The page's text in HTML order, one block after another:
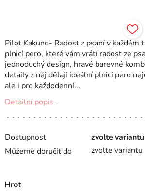
Dostupnost
zvolte variantu
Můžeme doručit do
zvolte variantu
Hrot
Pilot Kakuno- Radost z psaní v každém
plnicí pero, které vám vrátí radost ze
jednoduchý design, hravé barevné
detaily z něj dělají ideální plnicí pero
ale i pro každodenní...
Detailní popis